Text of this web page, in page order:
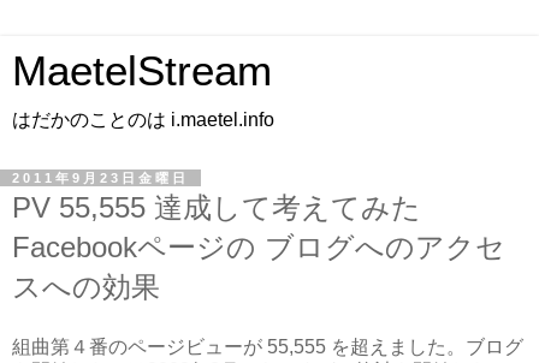
MaetelStream
はだかのことのは i.maetel.info
2011年9月23日金曜日
PV 55,555 達成して考えてみた
Facebookページの ブログへのアクセ
スへの効果
組曲第４番のページビューが 55,555 を超えました。ブログ